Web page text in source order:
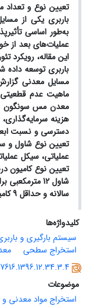
تعیین نوع و تعداد
باربری یکی از
به‌طور اساسی
عملیات‌های بعد از
این مقاله، رویکرد
باربری توسعه داده
مسایل معدنی
ماهیت عدم
معدن مس سونگون
هزینه
دسترسی و نسبت
تعیین نوع شاول و
عملیاتی، سیکل
تعیین نوع کامیون
سالانه و حداقل 9 کامیون 90 تنی به ازای هر شاول بود.
کلیدواژه‌ها
سیستم بارگیری و
استخراج سطحی
موضوعات
استخراج مواد معدنی